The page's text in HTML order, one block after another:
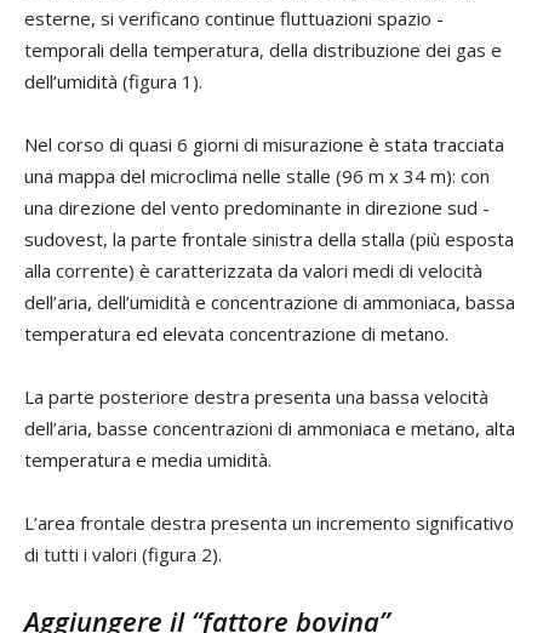
esterne, si verificano continue fluttuazioni spazio -
temporali della temperatura, della distribuzione dei gas e
dell’umidità (figura 1).
Nel corso di quasi 6 giorni di misurazione è stata tracciata
una mappa del microclima nelle stalle (96 m x 34 m): con
una direzione del vento predominante in direzione sud -
sudovest, la parte frontale sinistra della stalla (più esposta
alla corrente) è caratterizzata da valori medi di velocità
dell’aria, dell’umidità e concentrazione di ammoniaca, bassa
temperatura ed elevata concentrazione di metano.
La parte posteriore destra presenta una bassa velocità
dell’aria, basse concentrazioni di ammoniaca e metano, alta
temperatura e media umidità.
L’area frontale destra presenta un incremento significativo
di tutti i valori (figura 2).
Aggiungere il “fattore bovina”